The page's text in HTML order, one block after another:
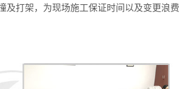
及打架，为现场施工保证时间以及变更浪费